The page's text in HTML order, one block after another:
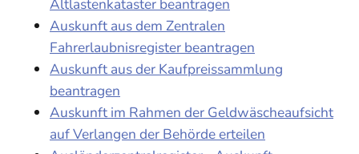
Altlastenkataster beantragen
Auskunft aus dem Zentralen
Fahrerlaubnisregister beantragen
Auskunft aus der Kaufpreissammlung
beantragen
Auskunft im Rahmen der Geldwäscheaufsicht
auf Verlangen der Behörde erteilen